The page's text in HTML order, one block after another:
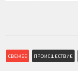
СВЕЖЕЕ ПРОИСШЕСТВИЕ